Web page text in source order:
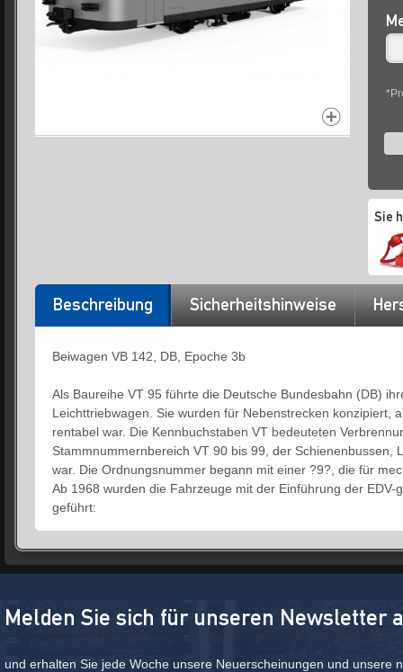
Sie
Beschreibung Sicherheitshinweise
Beiwagen VB 142, DB, Epoche 3b
Als Baureihe VT 95 führte die Deutsche Bundesbahn (DB)
Leichttriebwagen. Sie wurden für Nebenstrecken konzipiert,
rentabel war. Die Kennbuchstaben VT bedeuteten
Stammnummernbereich VT 90 bis 99, der
war. Die Ordnungsnummer begann mit einer ?9?, die für
Ab 1968 wurden die Fahrzeuge mit der Einführung der
geführt:
Melden Sie sich für unseren Newsletter
und erhalten Sie jede Woche unsere Neuerscheinungen und unsere